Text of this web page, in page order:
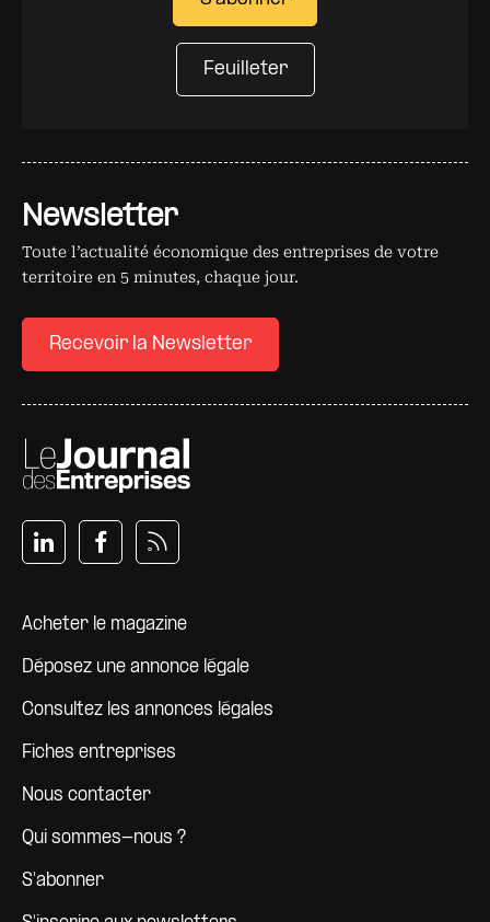
Newsletter
Toute l’actualité économique des entreprises de votre
territoire en 5 minutes, chaque jour.
Recevoir la Newsletter
Pied de page
Acheter le magazine
Déposez une annonce légale
Consultez les annonces légales
Fiches entreprises
Nous contacter
Qui sommes-nous ?
S'abonner
Feuilleter